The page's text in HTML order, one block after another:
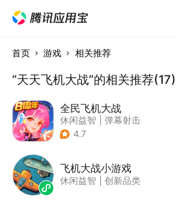
首页 游戏 相关推荐
“天天飞机大战”的相关推荐(17)
全民飞机大战
休闲益智
弹幕射击
| 飞机
4.7
飞机大战小游戏
休闲益智 创新品类